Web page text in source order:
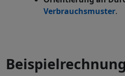
Verbrauchsmuster.
Beispielrechnung